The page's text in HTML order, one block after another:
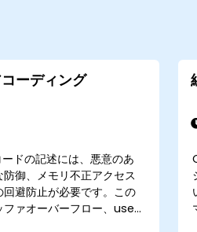
ーディング
ドの記述には、悪意のあ
御、メモリ不正アクセス
避防止が必要です。この
ファオーバーフロー、use-